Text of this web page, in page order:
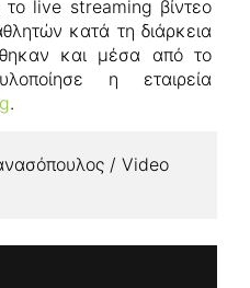
live streaming βίντεο
κατά τη διάρκεια
και μέσα από το
η εταιρεία
.
/ Video